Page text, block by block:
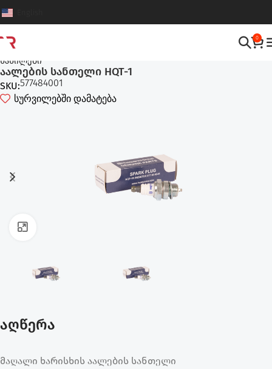
0
ნაწილები
აალების სანთელი HQT-1
SKU:577484001
სურვილებში დამატება
აღწერა
მაღალი ხარისხის აალების სანთელი